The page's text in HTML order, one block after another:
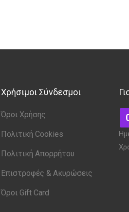
Χρήσιμοι Σύνδεσμοι
Όροι Χρήσης
Πολιτική Cookies
Πολιτική Απορρήτου
Επιστροφές & Ακυρώσεις
Όροι Gift Card